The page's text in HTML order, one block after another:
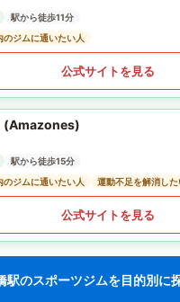
駅から徒歩11分
のジムに通いたい人
公式サイトを見る
(Amazones)
駅から徒歩15分
のジムに通いたい人
運動不足を解消した
公式サイトを見る
駅のスポーツジムを目的別に